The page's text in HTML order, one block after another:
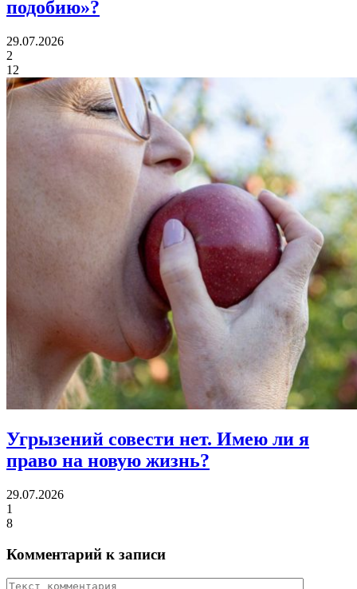
подобию»?
29.07.2026
2
12
Угрызений совести нет. Имею ли я
право на новую жизнь?
29.07.2026
1
8
Комментарий к записи